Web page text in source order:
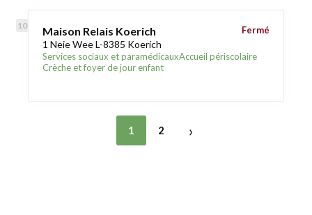
Maison Relais Koerich
1 Neie Wee L-8385 Koerich
Services sociaux et paramédicauxAccueil périscolaire
Crèche et foyer de jour enfant
Fermé
1 2 ›